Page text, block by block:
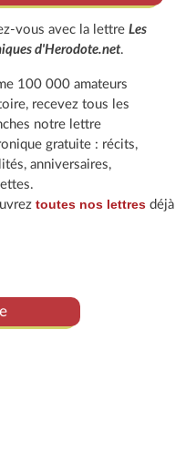
vous avec la lettre Les
d'Herodote.net.
100 000 amateurs
recevez tous les
notre lettre
gratuite : récits,
anniversaires,
toutes nos lettresdéjà